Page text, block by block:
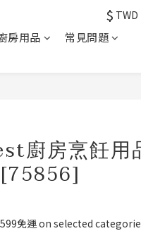
$ TWD
房用品 常見問題
廚房烹飪用
免運 on selected